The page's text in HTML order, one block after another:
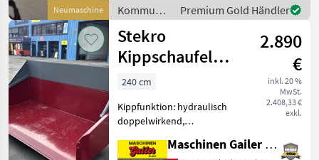
Neumaschine
Spitz-/ V-Schneepflug *
Schildhöhe 113 cm (auß
Kommunalgeräte
/ Stekro
Premium Gold Händler
Stekro
Kippschaufel
240cm auch von
160-240cm
verfügbar
2.890
€
inkl. 20 %
MwSt.
2.408,33 €
exkl.
240 cm
Kippfunktion: hydraulisch
doppelwirkend,
Stekro Kippschaufel 240cm
Maschinen Gailer GmbH